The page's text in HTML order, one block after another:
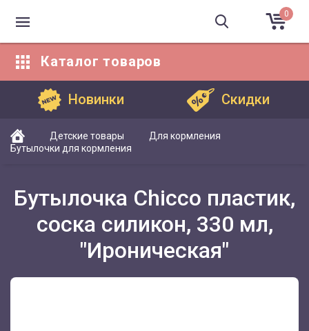
0
Каталог товаров
Новинки Скидки
Детские товары
Для кормления
Бутылочки для кормления
Бутылочка Chicco пластик,
соска силикон, 330 мл,
"Ироническая"